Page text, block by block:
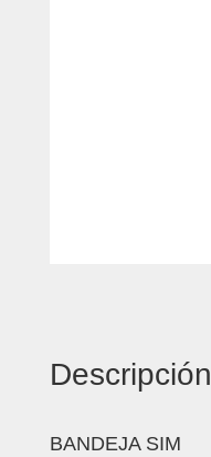
Descripción
BANDEJA SIM